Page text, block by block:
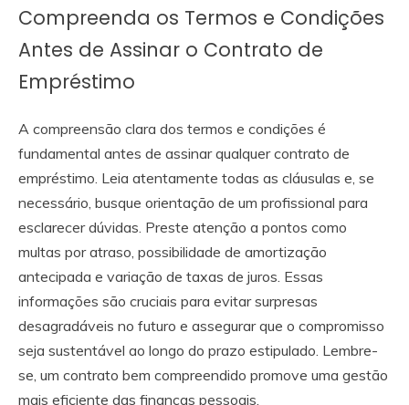
Compreenda os Termos e Condições
Antes de Assinar o Contrato de
Empréstimo
A compreensão clara dos termos e condições é
fundamental antes de assinar qualquer contrato de
empréstimo. Leia atentamente todas as cláusulas e, se
necessário, busque orientação de um profissional para
esclarecer dúvidas. Preste atenção a pontos como
multas por atraso, possibilidade de amortização
antecipada e variação de taxas de juros. Essas
informações são cruciais para evitar surpresas
desagradáveis no futuro e assegurar que o compromisso
seja sustentável ao longo do prazo estipulado. Lembre-
se, um contrato bem compreendido promove uma gestão
mais eficiente das finanças pessoais.